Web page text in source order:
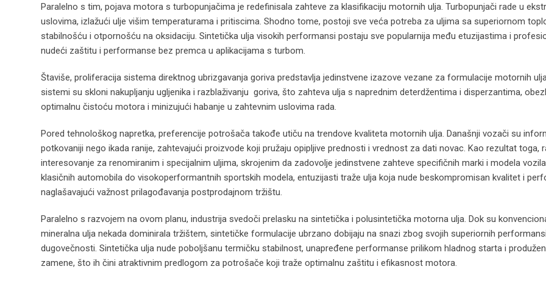
Paralelno s tim, pojava motora s turbopunjačima je redefinisala zahteve za klasifikaciju motornih ulja. Turbopunjači rade u
uslovima, izlažući ulje višim temperaturama i pritiscima. Shodno tome, postoji sve veća potreba za uljima sa superiornom
stabilnošću i otpornošću na oksidaciju. Sintetička ulja visokih performansi postaju sve popularnija među etuzijastima i
nudeći zaštitu i performanse bez premca u aplikacijama s turbom.
Štaviše, proliferacija sistema direktnog ubrizgavanja goriva predstavlja jedinstvene izazove vezane za formulacije motornih
sistemi su skloni nakupljanju ugljenika i razblaživanju goriva, što zahteva ulja s naprednim deterdžentima i disperzantima,
optimalnu čistoću motora i minizujući habanje u zahtevnim uslovima rada.
Pored tehnološkog napretka, preferencije potrošača takođe utiču na trendove kvaliteta motornih ulja. Današnji vozači su
potkovaniji nego ikada ranije, zahtevajući proizvode koji pružaju opipljive prednosti i vrednost za dati novac. Kao rezultat toga,
interesovanje za renomiranim i specijalnim uljima, skrojenim da zadovolje jedinstvene zahteve specifičnih marki i modela
klasičnih automobila do visokoperformantnih sportskih modela, entuzijasti traže ulja koja nude beskompromisan kvalitet i
naglašavajući važnost prilagođavanja postprodajnom tržištu.
Paralelno s razvojem na ovom planu, industrija svedoči prelasku na sintetička i polusintetička motorna ulja. Dok su
mineralna ulja nekada dominirala tržištem, sintetičke formulacije ubrzano dobijaju na snazi zbog svojih superiornih
dugovečnosti. Sintetička ulja nude poboljšanu termičku stabilnost, unapređene performanse prilikom hladnog starta i
zamene, što ih čini atraktivnim predlogom za potrošače koji traže optimalnu zaštitu i efikasnost motora.